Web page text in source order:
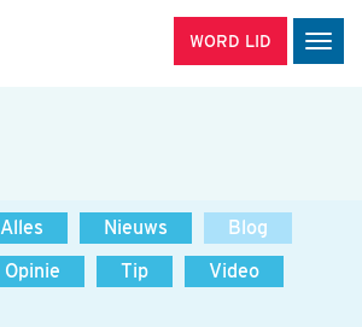
WORD LID
Alles Nieuws
Blog
Opinie Tip
Video